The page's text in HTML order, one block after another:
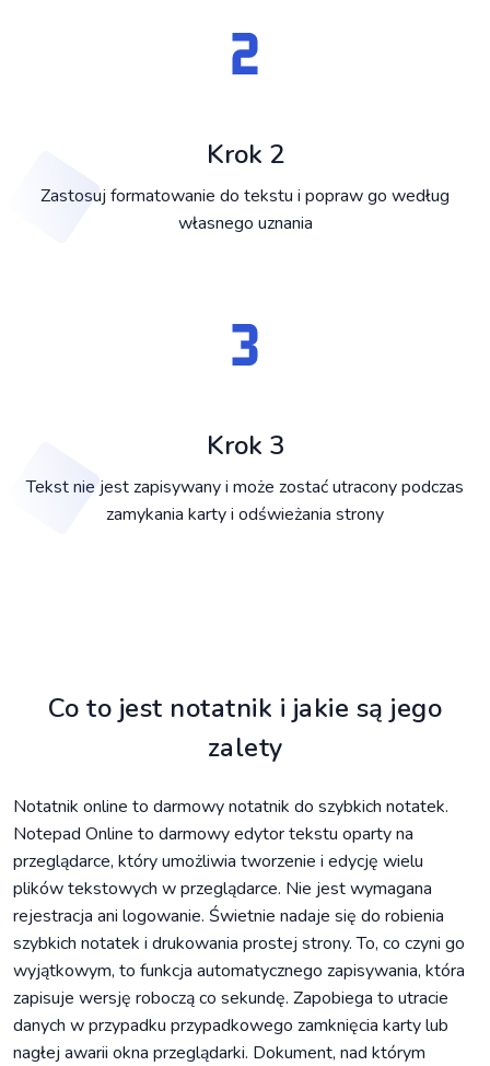
Krok 2
Zastosuj formatowanie do tekstu i popraw go według
własnego uznania
Krok 3
Tekst nie jest zapisywany i może zostać utracony podczas
zamykania karty i odświeżania strony
Co to jest notatnik i jakie są jego
zalety
Notatnik online to darmowy notatnik do szybkich notatek.
Notepad Online to darmowy edytor tekstu oparty na
przeglądarce, który umożliwia tworzenie i edycję wielu
plików tekstowych w przeglądarce. Nie jest wymagana
rejestracja ani logowanie. Świetnie nadaje się do robienia
szybkich notatek i drukowania prostej strony. To, co czyni go
wyjątkowym, to funkcja automatycznego zapisywania, która
zapisuje wersję roboczą co sekundę. Zapobiega to utracie
danych w przypadku przypadkowego zamknięcia karty lub
nagłej awarii okna przeglądarki. Dokument, nad którym